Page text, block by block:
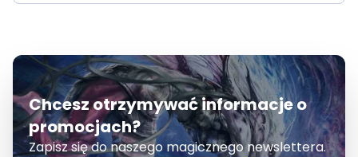
Chcesz otrzymywać informacje o
promocjach?
Zapisz się do naszego magicznego newslettera.